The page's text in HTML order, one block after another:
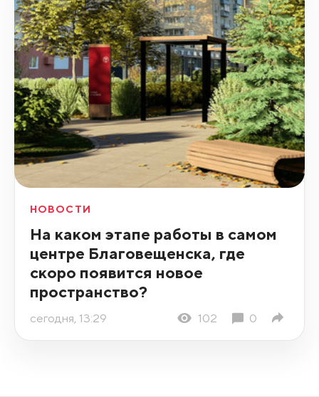
НОВОСТИ
На каком этапе работы в самом
центре Благовещенска, где
скоро появится новое
пространство?
сегодня, 13:29 102 0